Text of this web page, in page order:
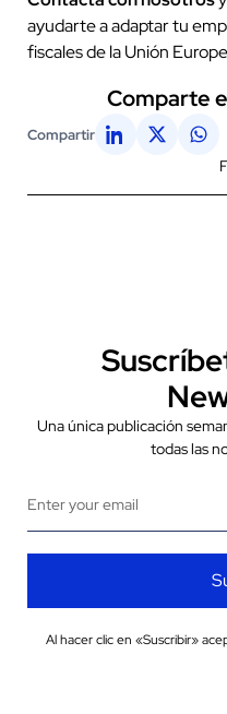
ayudarte a adaptar tu
fiscales de la Unión
Comparte
Compartir
Una única publicación
todas las
Al hacer clic en «Suscribir»